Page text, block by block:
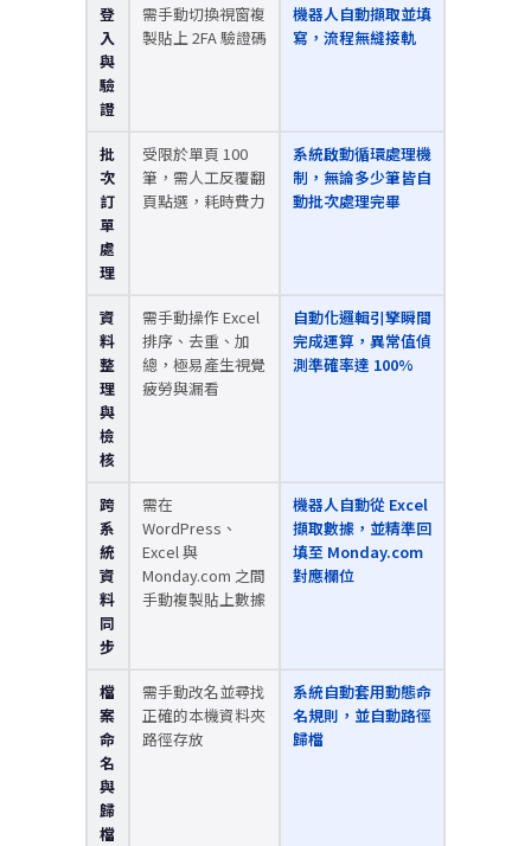
登
入
與
驗
證
需手動切換視窗複
製貼上 2FA 驗證碼
機器人自動擷取並填
寫，流程無縫接軌
批
次
訂
單
處
理
受限於單頁 100
筆，需人工反覆翻
頁點選，耗時費力
系統啟動循環處理機
制，無論多少筆皆自
動批次處理完畢
資
料
整
理
與
檢
核
需手動操作 Excel
排序、去重、加
總，極易產生視覺
疲勞與漏看
自動化邏輯引擎瞬間
完成運算，異常值偵
測準確率達 100%
跨
系
統
資
料
同
步
需在
WordPress、
Excel 與
Monday.com 之間
手動複製貼上數據
機器人自動從 Excel
擷取數據，並精準回
填至 Monday.com
對應欄位
檔
案
命
名
與
歸
檔
需手動改名並尋找
正確的本機資料夾
路徑存放
系統自動套用動態命
名規則，並自動路徑
歸檔